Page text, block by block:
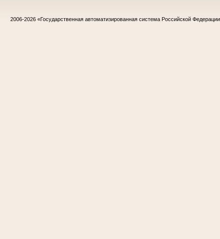
2006-2026 «Государственная автоматизированная система Российской